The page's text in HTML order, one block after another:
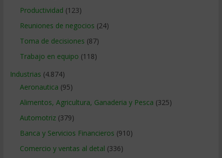
Productividad (123)
Reuniones de negocios (24)
Toma de decisiones (87)
Trabajo en equipo (118)
Industrias (4.874)
Aeronautica (95)
Alimentos, Agricultura, Ganaderia y Pesca (325)
Automotriz(379)
Banca y Servicios Financieros (910)
Comercio y ventas al detal (336)